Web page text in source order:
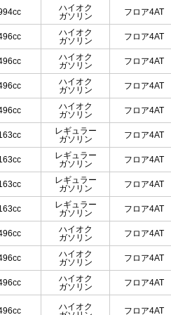
ハイオク
ガソリン
フロア4AT
ハイオク
ガソリン
フロア4AT
ハイオク
ガソリン
フロア4AT
ハイオク
ガソリン
フロア4AT
ハイオク
ガソリン
フロア4AT
レギュラー
ガソリン
フロア4AT
レギュラー
ガソリン
フロア4AT
レギュラー
ガソリン
フロア4AT
レギュラー
ガソリン
フロア4AT
ハイオク
ガソリン
フロア4AT
ハイオク
ガソリン
フロア4AT
ハイオク
ガソリン
フロア4AT
ハイオク
フロア4AT